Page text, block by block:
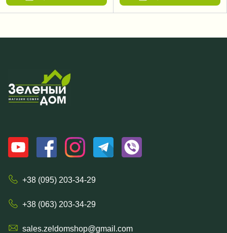
+38 (095) 203-34-29
+38 (063) 203-34-29
sales.zeldomshop@gmail.com